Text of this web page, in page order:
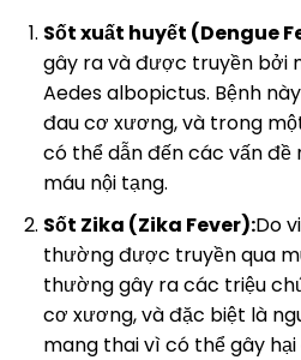
Sốt xuất huyết (Dengue
gây ra và được truyền bởi
Aedes albopictus. Bệnh
đau cơ xương, và trong
có thể dẫn đến các vấn
máu nội tạng.
Sốt Zika (Zika Fever):Do
thường được truyền qua
thường gây ra các triệu
cơ xương, và đặc biệt là
mang thai vì có thể gây hại